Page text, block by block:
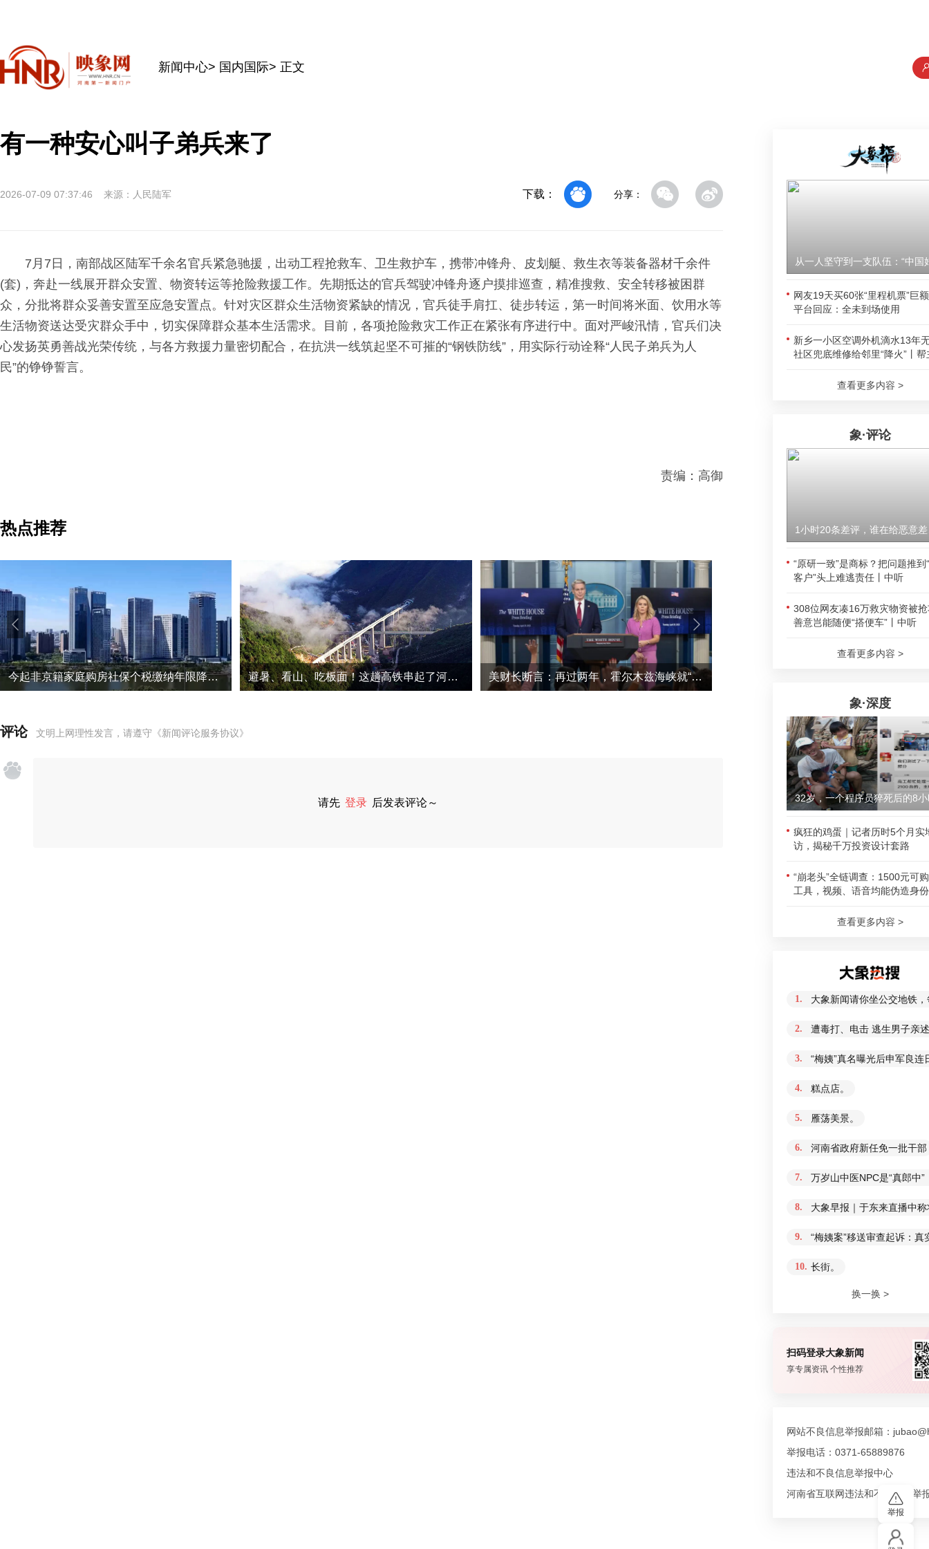
新闻中心> 国内国际> 正文
有一种安心叫子弟兵来了
2026-07-09 07:37:46 来源：人民陆军 下载： 分享：
7月7日，南部战区陆军千余名官兵紧急驰援，出动工程抢救车、卫生救护车，携带冲锋舟、皮划艇、救生衣等装备器材千余件
(套)，奔赴一线展开群众安置、物资转运等抢险救援工作。先期抵达的官兵驾驶冲锋舟逐户摸排巡查，精准搜救、安全转移被困群
众，分批将群众妥善安置至应急安置点。针对灾区群众生活物资紧缺的情况，官兵徒手肩扛、徒步转运，第一时间将米面、饮用水等
生活物资送达受灾群众手中，切实保障群众基本生活需求。目前，各项抢险救灾工作正在紧张有序进行中。面对严峻汛情，官兵们决
心发扬英勇善战光荣传统，与各方救援力量密切配合，在抗洪一线筑起坚不可摧的“钢铁防线”，用实际行动诠释“人民子弟兵为人
民”的铮铮誓言。
责编：高御
热点推荐
今起非京籍家庭购房社保个税缴纳年限降为一年 避暑、看山、吃板面！这趟高铁串起了河南山水与古城 美财长断言：再过两年，霍尔木兹海峡就“不重要”了
评论 文明上网理性发言，请遵守 《新闻评论服务协议》
请先 登录 后发表评论～
网友19天买60张“里程机票”巨
平台回应：全未到场使用
新乡一小区空调外机滴水13年
社区兜底维修给邻里“降火”丨帮
查看更多内容 >
象·评论
“原研一致”是商标？把问题推到
客户”头上难逃责任丨中听
308位网友凑16万救灾物资被
善意岂能随便“搭便车”丨中听
查看更多内容 >
象·深度
32岁，一个程序员猝死后的8
疯狂的鸡蛋｜记者历时5个月实
访，揭秘千万投资设计套路
“崩老头”全链调查：1500元可
工具，视频、语音均能伪造身份
查看更多内容 >
1. 大象新闻请你坐公交地铁
2. 遭毒打、电击 逃生男子亲
3. “梅姨”真名曝光后申军良
4. 糕点店。
5. 雁荡美景。
6. 河南省政府新任免一批干部
7. 万岁山中医NPC是“真郎中
8. 大象早报｜于东来直播中
9. “梅姨案”移送审查起诉：
10. 长街。
换一换 >
扫码登录大象新闻
享专属资讯 个性推荐
网站不良信息举报邮箱：
举报电话：0371-65889876
违法和不良信息举报中心
河南省互联网违法和不良信息举
举报